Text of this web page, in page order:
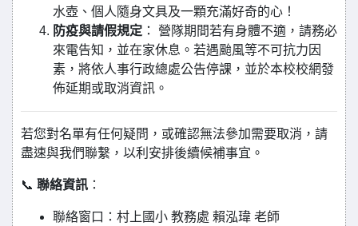
水壺、個人隨身文具及一顆充滿好奇的心！
防疫與請假規定 ： 營隊期間若有身體不適，請務必
來電告知，並在家休息。若遇颱風等不可抗力因
素，將依人事行政總處公告停課，並於本校校網發
佈延期或取消資訊。
若您對名單有任何疑問，或確認無法參加需要取消，請
盡速與我們聯繫，以利安排後續候補事宜。
📞 聯絡資訊 ：
聯絡窗口：村上國小 教務處 賴泓瑋 老師